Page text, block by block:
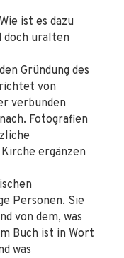
ist es dazu
doch uralten
Gründung des
von
verbunden
Fotografien
ergänzen
Personen. Sie
von dem, was
Buch ist in Wort
was